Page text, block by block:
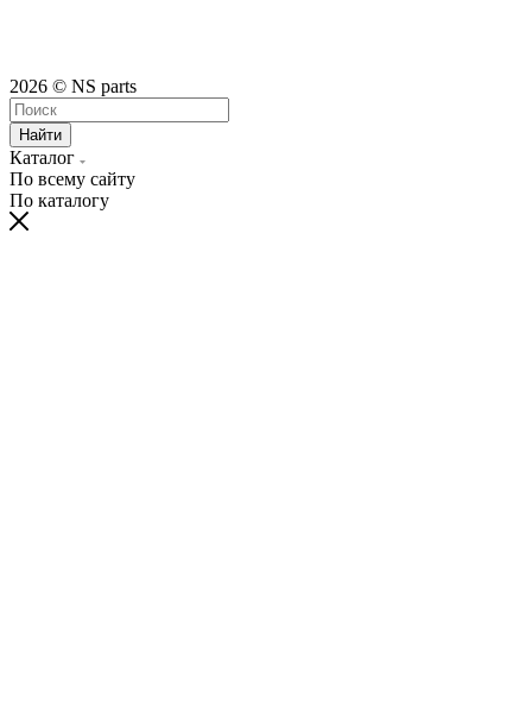
2026 © NS parts
Найти
Каталог
По всему сайту
По каталогу